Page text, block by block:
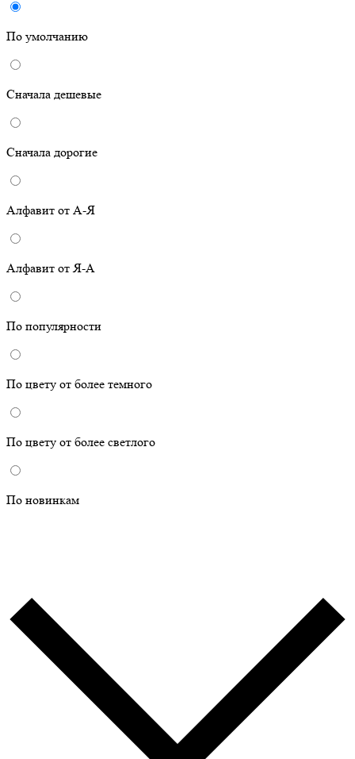
По умолчанию
Сначала дешевые
Сначала дорогие
Алфавит от А-Я
Алфавит от Я-А
По популярности
По цвету от более темного
По цвету от более светлого
По новинкам